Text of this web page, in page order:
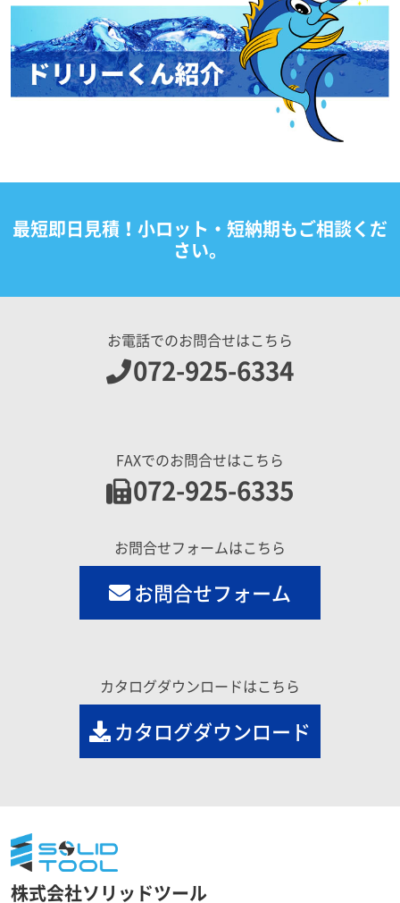
最短即日見積！小ロット・短納期もご相談くだ
さい。
お電話でのお問合せはこちら
072-925-6334
FAXでのお問合せはこちら
072-925-6335
お問合せフォームはこちら
お問合せフォーム
カタログダウンロードはこちら
カタログダウンロード
株式会社ソリッドツール